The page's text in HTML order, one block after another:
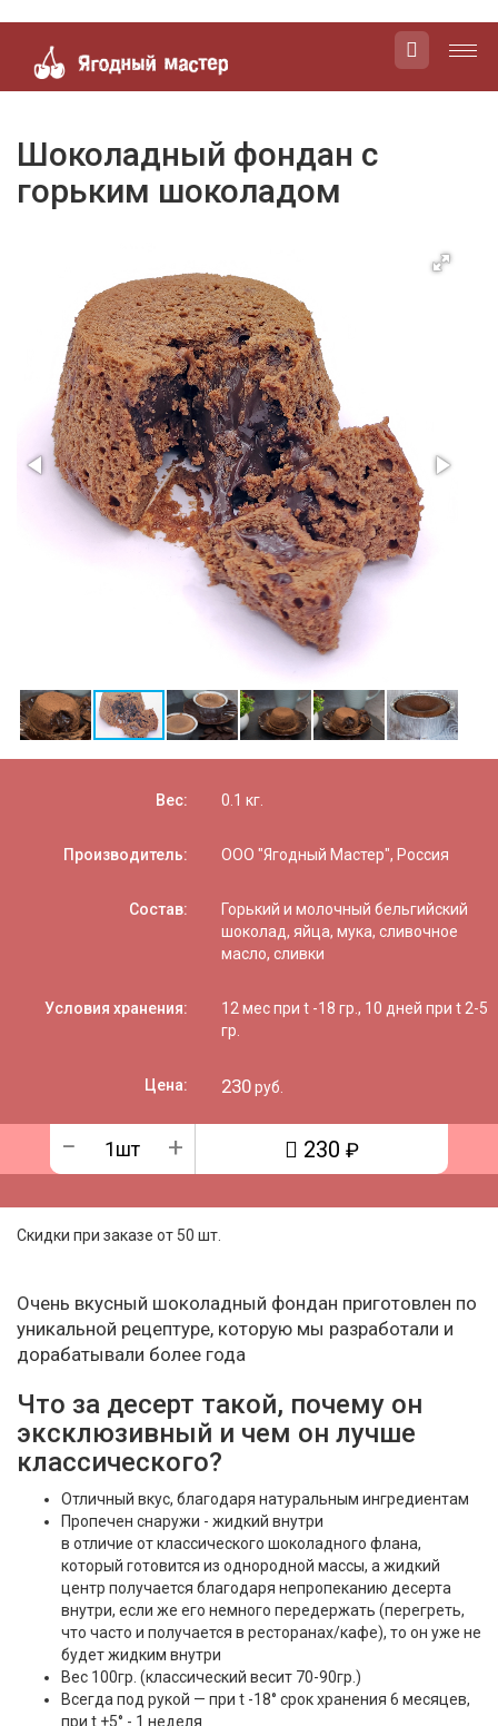
Шоколадный фондан с
горьким шоколадом
Вес: 0.1 кг.
Производитель: ООО "Ягодный Мастер", Россия
Состав:
Горький и молочный бельгийский
шоколад, яйца, мука, сливочное
масло, сливки
Условия хранения:
12 мес при t -18 гр., 10 дней при t 2-5
гр.
Цена: 230руб.
− + 230 ₽
Скидки при заказе от 50 шт.
Очень вкусный шоколадный фондан приготовлен по
уникальной рецептуре, которую мы разработали и
дорабатывали более года
Что за десерт такой, почему он
эксклюзивный и чем он лучше
классического?
Отличный вкус, благодаря натуральным ингредиентам
Пропечен снаружи - жидкий внутри
в отличие от классического шоколадного флана,
который готовится из однородной массы, а жидкий
центр получается благодаря непропеканию десерта
внутри, если же его немного передержать (перегреть,
что часто и получается в ресторанах/кафе), то он уже не
будет жидким внутри
Вес 100гр. (классический весит 70-90гр.)
Всегда под рукой — при t -18° срок хранения 6 месяцев,
при t +5° - 1 неделя